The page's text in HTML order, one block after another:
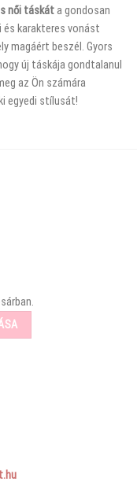
női táskáta gondosan
karakteres vonást
magáért beszél. Gyors
új táskája gondtalanul
az Ön számára
egyedi stílusát!